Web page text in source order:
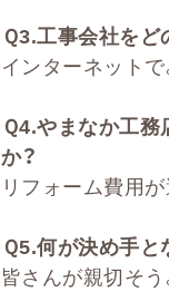
Ｑ3.工事会社をど
インターネットで
Ｑ4.やまなか工務
か？
リフォーム費用
Ｑ5.何が決め手と
皆さんが親切そう